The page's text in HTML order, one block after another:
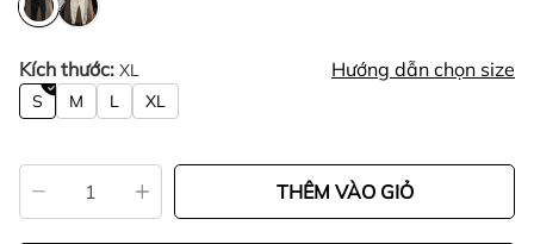
Kích thước: XL Hướng dẫn chọn size
S M L XL
THÊM VÀO GIỎ